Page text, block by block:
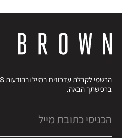
ברכישתך הבאה.